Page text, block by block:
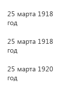
25 марта 1918
год
25 марта 1918
год
25 марта 1920
год